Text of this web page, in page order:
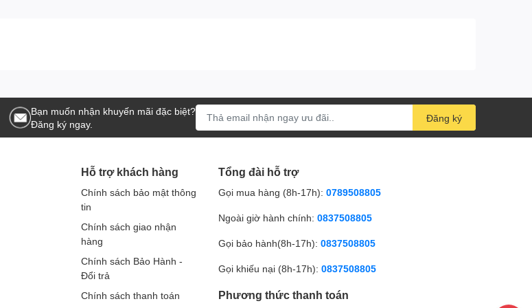
Bạn muốn nhận khuyến mãi đặc biệt?
Đăng ký ngay.
Đăng ký
Hỗ trợ khách hàng
Chính sách bảo mật thông
tin
Chính sách giao nhận
hàng
Chính sách Bảo Hành -
Đổi trả
Chính sách thanh toán
Tổng đài hỗ trợ
Gọi mua hàng (8h-17h): 0789508805
Ngoài giờ hành chính: 0837508805
Gọi bảo hành(8h-17h): 0837508805
Gọi khiếu nại (8h-17h): 0837508805
Phương thức thanh toán